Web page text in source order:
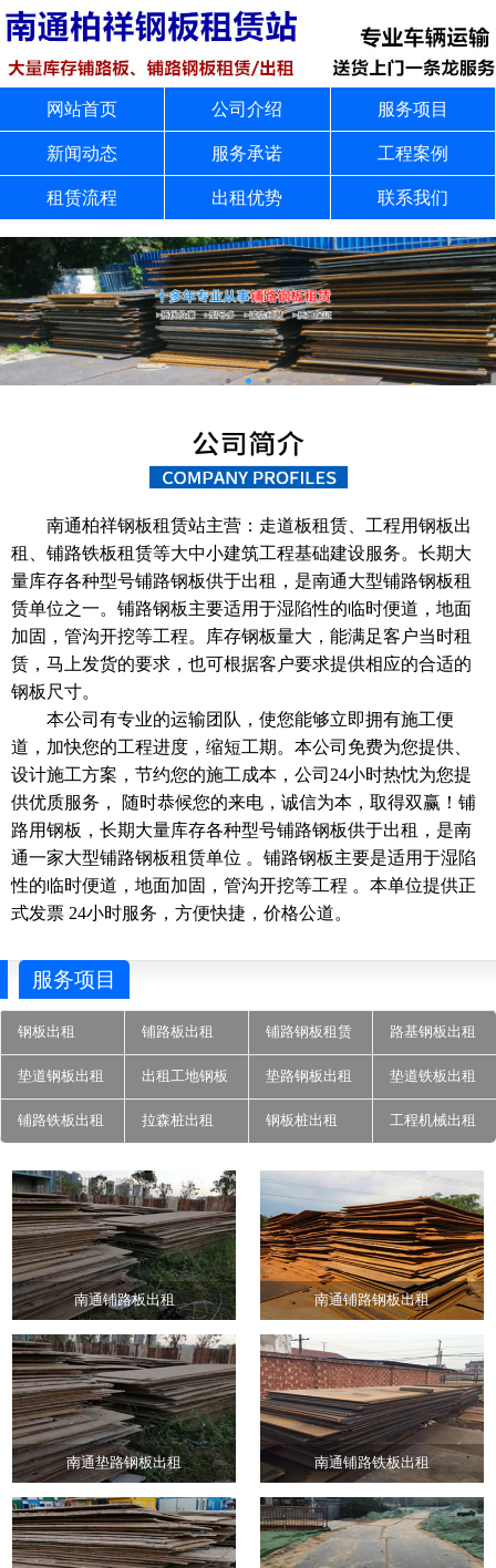
网站首页 公司介绍 服务项目
新闻动态 服务承诺 工程案例
租赁流程 出租优势 联系我们
南通柏祥钢板租赁站主营：走道板租赁、工程用钢板出
租、铺路铁板租赁等大中小建筑工程基础建设服务。长期大
量库存各种型号铺路钢板供于出租，是南通大型铺路钢板租
赁单位之一。铺路钢板主要适用于湿陷性的临时便道，地面
加固，管沟开挖等工程。库存钢板量大，能满足客户当时租
赁，马上发货的要求，也可根据客户要求提供相应的合适的
钢板尺寸。
本公司有专业的运输团队，使您能够立即拥有施工便
道，加快您的工程进度，缩短工期。本公司免费为您提供、
设计施工方案，节约您的施工成本，公司24小时热忱为您提
供优质服务， 随时恭候您的来电，诚信为本，取得双赢！铺
路用钢板，长期大量库存各种型号铺路钢板供于出租，是南
通一家大型铺路钢板租赁单位 。铺路钢板主要是适用于湿陷
性的临时便道，地面加固，管沟开挖等工程 。本单位提供正
式发票 24小时服务，方便快捷，价格公道。
服务项目
钢板出租 铺路板出租 铺路钢板租赁 路基钢板出租
垫道钢板出租 出租工地钢板 垫路钢板出租 垫道铁板出租
铺路铁板出租 拉森桩出租 钢板桩出租 工程机械出租
南通铺路板出租 南通铺路钢板出租
南通垫路钢板出租 南通铺路铁板出租